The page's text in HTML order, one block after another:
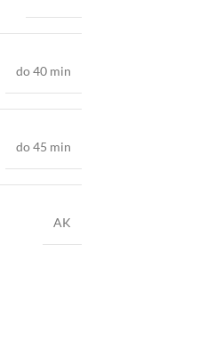
do 40 min
do 45 min
AK